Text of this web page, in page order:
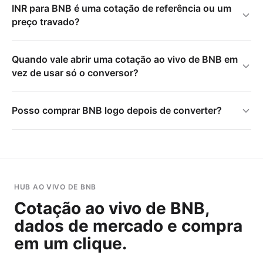
INR para BNB é uma cotação de referência ou um
preço travado?
Quando vale abrir uma cotação ao vivo de BNB em
vez de usar só o conversor?
Posso comprar BNB logo depois de converter?
HUB AO VIVO DE BNB
Cotação ao vivo de BNB,
dados de mercado e compra
em um clique.